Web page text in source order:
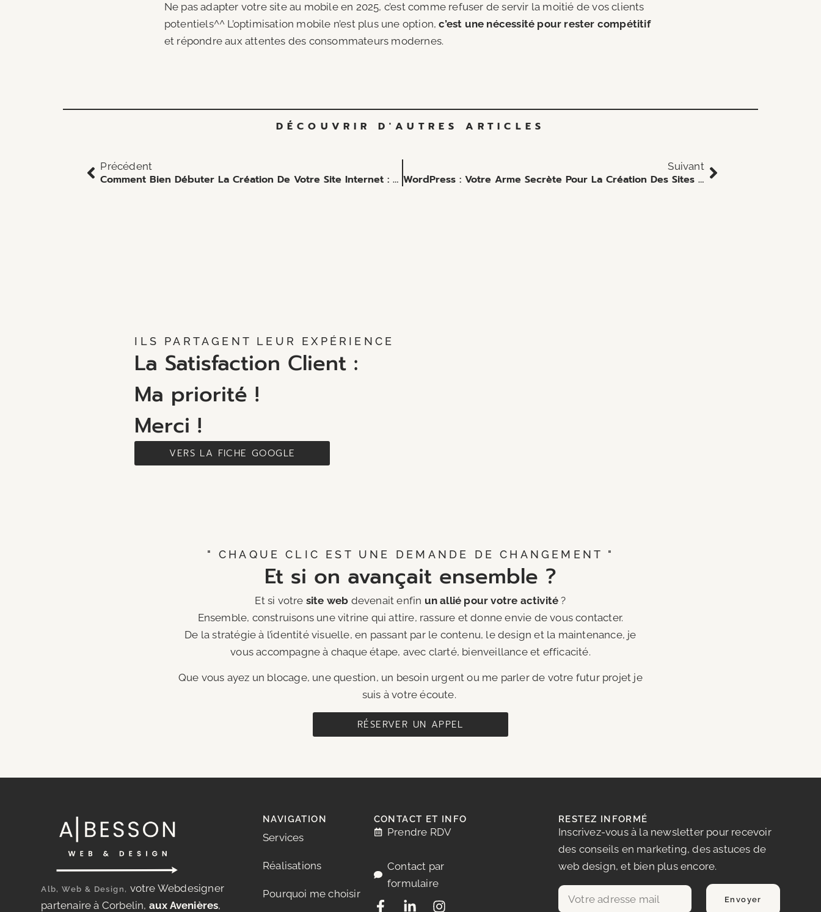
Ne pas adapter votre site au mobile en 2025, c’est comme refuser de servir la moitié de vos clients
potentiels^^ L’optimisation mobile n’est plus une option,c’est une nécessité pour rester compétitif
et répondre aux attentes des consommateurs modernes.
DÉCOUVRIR D'AUTRES ARTICLES
Précédent
Comment Bien Débuter La Création De Votre Site Internet : Guide Pratique Pour Commerçants Et PME
Suivant
WordPress : Votre Arme Secrète Pour La Création Des Sites Internet !
ILS PARTAGENT LEUR EXPÉRIENCE
La Satisfaction Client :
Ma priorité !
Merci !
VERS LA FICHE GOOGLE
" CHAQUE CLIC EST UNE DEMANDE DE CHANGEMENT "
Et si on avançait ensemble ?
Et si votre site web devenait enfin un allié pour votre activité ?
Ensemble, construisons une vitrine qui attire, rassure et donne envie de vous contacter.
De la stratégie à l’identité visuelle, en passant par le contenu, le design et la maintenance, je
vous accompagne à chaque étape, avec clarté, bienveillance et efficacité.
Que vous ayez un blocage, une question, un besoin urgent ou me parler de votre futur projet je
suis à votre écoute.
RÉSERVER UN APPEL
Alb, Web & Design, votre Webdesigner
partenaire à Corbelin, aux Avenières,
NAVIGATION
Services
Réalisations
Pourquoi me choisir
CONTACT ET INFO
Prendre RDV
Contact par
formulaire
RESTEZ INFORMÉ
Inscrivez-vous à la newsletter pour recevoir
des conseils en marketing, des astuces de
web design, et bien plus encore.
Envoyer